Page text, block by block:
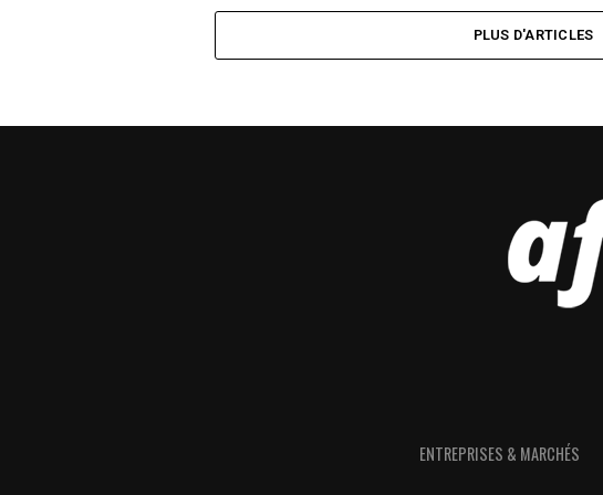
PLUS D'ARTICLES
ENTREPRISES & MARCHÉS